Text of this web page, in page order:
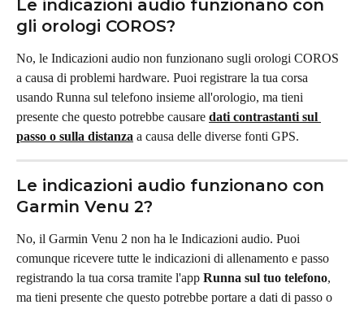
Le indicazioni audio funzionano con
gli orologi COROS?
No, le Indicazioni audio non funzionano sugli orologi COROS
a causa di problemi hardware. Puoi registrare la tua corsa
usando Runna sul telefono insieme all'orologio, ma tieni
presente che questo potrebbe causare dati contrastanti sul
passo o sulla distanza a causa delle diverse fonti GPS.
Le indicazioni audio funzionano con
Garmin Venu 2?
No, il Garmin Venu 2 non ha le Indicazioni audio. Puoi
comunque ricevere tutte le indicazioni di allenamento e passo
registrando la tua corsa tramite l'app Runna sul tuo telefono,
ma tieni presente che questo potrebbe portare a dati di passo o